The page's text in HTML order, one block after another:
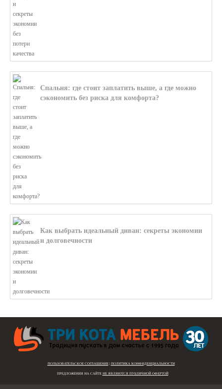
Спальня: где стоит заплатить выше, а где можно
сэкономить без риска для комфорта?
Как выбрать идеальный диван: секреты экономии
и долговечности
ПОЛЬЗОВАТЕЛЬСКОЕ СОГЛАШЕНИЕ| ПОЛИТИКА КОНФИДЕНЦИАЛЬНОСТИ
ПРЕДЛОЖЕНИЯ НА САЙТЕ НЕ ЯВЛЯЮТСЯ ПУБЛИЧНОЙ ОФЕРТОЙ